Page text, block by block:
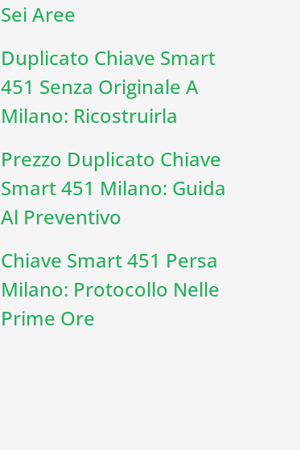
Sei Aree
Duplicato Chiave Smart
451 Senza Originale A
Milano: Ricostruirla
Prezzo Duplicato Chiave
Smart 451 Milano: Guida
Al Preventivo
Chiave Smart 451 Persa
Milano: Protocollo Nelle
Prime Ore